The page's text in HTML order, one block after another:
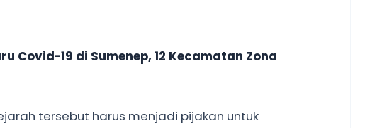
Covid-19 di Sumenep, 12 Kecamatan Zona
tersebut harus menjadi pijakan untuk